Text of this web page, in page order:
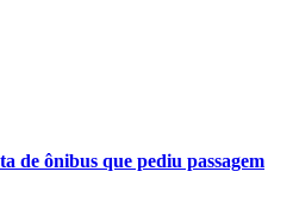
de ônibus que pediu passagem